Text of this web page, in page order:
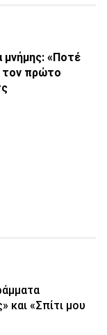
μνήμης: «Ποτέ
τον πρώτο
και «Σπίτι μου